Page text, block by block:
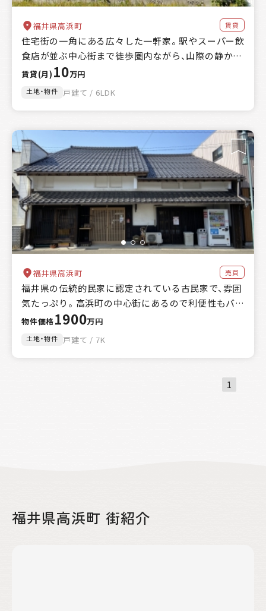
万円
キーワード
該当6件
クリア
絞込み検索
福井県高浜町 賃貸
住宅街の一角にある広々した一軒家。 駅やスーパー飲
食店が並ぶ中心街まで徒歩圏内ながら、山際の静かな
場所です。
賃貸(月) 10万円
土地・物件 戸建て / 6LDK
福井県高浜町 売買
福井県の伝統的民家に認定されている古民家で、雰囲
気たっぷり。 高浜町の中心街にあるので利便性もバッ
チリです。
物件価格1900万円
土地・物件 戸建て / 7K
1
福井県高浜町 街紹介